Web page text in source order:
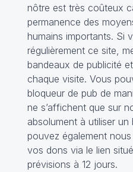
nôtre est très coûteux
permanence des
humains importants. Si
régulièrement ce site,
bandeaux de publicité
chaque visite. Vous
bloqueur de pub de
ne s’affichent que sur
absolument à utiliser
pouvez également
vos dons via le lien
prévisions à 12 jours.